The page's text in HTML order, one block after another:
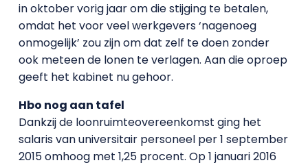
in oktober vorig jaar om die stijging te betalen,
omdat het voor veel werkgevers ‘nagenoeg
onmogelijk’ zou zijn om dat zelf te doen zonder
ook meteen de lonen te verlagen. Aan die oproep
geeft het kabinet nu gehoor.
Hbo nog aan tafel
Dankzij de loonruimteovereenkomst ging het
salaris van universitair personeel per 1 september
2015 omhoog met 1,25 procent. Op 1 januari 2016